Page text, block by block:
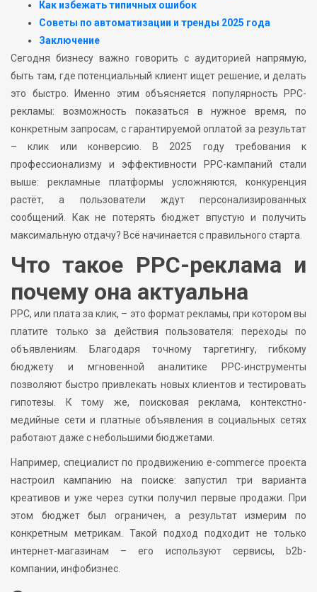
Как избежать типичных ошибок
Советы по автоматизации и тренды 2025 года
Заключение
Сегодня бизнесу важно говорить с аудиторией напрямую,
быть там, где потенциальный клиент ищет решение, и делать
это быстро. Именно этим объясняется популярность PPC-
рекламы: возможность показаться в нужное время, по
конкретным запросам, с гарантируемой оплатой за результат
– клик или конверсию. В 2025 году требования к
профессионализму и эффективности PPC-кампаний стали
выше: рекламные платформы усложняются, конкуренция
растёт, а пользователи ждут персонализированных
сообщений. Как не потерять бюджет впустую и получить
максимальную отдачу? Всё начинается с правильного старта.
Что такое PPC-реклама и
почему она актуальна
PPC, или плата за клик, – это формат рекламы, при котором вы
платите только за действия пользователя: переходы по
объявлениям. Благодаря точному таргетингу, гибкому
бюджету и мгновенной аналитике PPC-инструменты
позволяют быстро привлекать новых клиентов и тестировать
гипотезы. К тому же, поисковая реклама, контекстно-
медийные сети и платные объявления в социальных сетях
работают даже с небольшими бюджетами.
Например, специалист по продвижению e-commerce проекта
настроил кампанию на поиске: запустил три варианта
креативов и уже через сутки получил первые продажи. При
этом бюджет был ограничен, а результат измерим по
конкретным метрикам. Такой подход подходит не только
интернет-магазинам – его используют сервисы, b2b-
компании, инфобизнес.